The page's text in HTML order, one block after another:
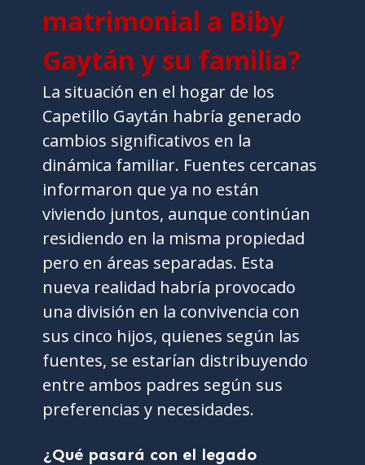
matrimonial a Biby
Gaytán y su familia?
La situación en el hogar de los
Capetillo Gaytán habría generado
cambios significativos en la
dinámica familiar. Fuentes cercanas
informaron que ya no están
viviendo juntos, aunque continúan
residiendo en la misma propiedad
pero en áreas separadas. Esta
nueva realidad habría provocado
una división en la convivencia con
sus cinco hijos, quienes según las
fuentes, se estarían distribuyendo
entre ambos padres según sus
preferencias y necesidades.
¿Qué pasará con el legado